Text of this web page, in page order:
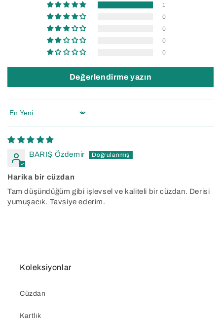
1
0
0
0
0
Değerlendirme yazın
Sort by
BARIŞ Özdemir
Harika bir cüzdan
Tam düşündüğüm gibi işlevsel ve kaliteli bir cüzdan. Derisi
yumuşacık. Tavsiye ederim.
Koleksiyonlar
Cüzdan
Kartlık